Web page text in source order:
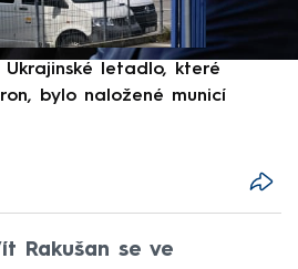
letadlo, které
bylo naložené municí
Rakušan se ve